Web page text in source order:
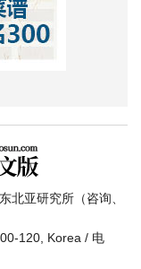
北亚研究所（咨询、
120, Korea / 电